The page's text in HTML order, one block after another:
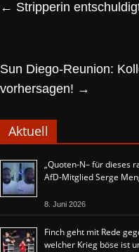
← Stripperin
Sun Diego-Reunion:
vorhersagen! →
Aktuell
„Quoten-N– für dieses
AfD-Mitglied Serge
8. Juni 2026
Finch geht mit Rede
welcher Krieg böse ist